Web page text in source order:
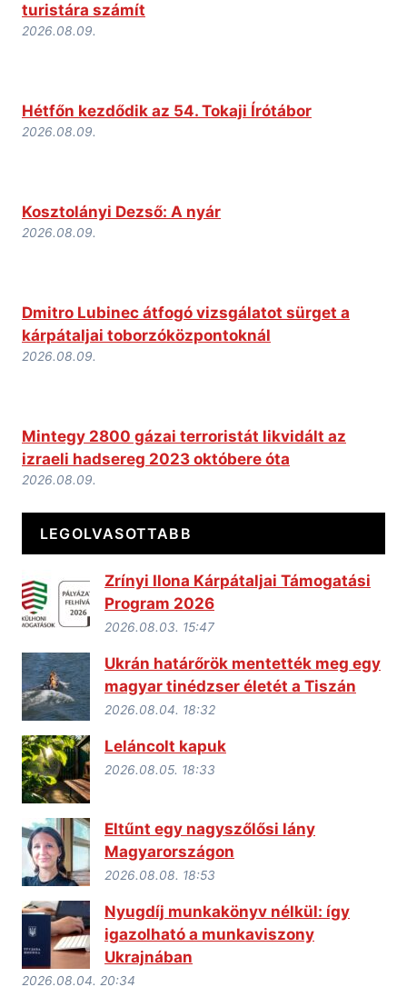
turistára számít
2026.08.09.
Hétfőn kezdődik az 54. Tokaji Írótábor
2026.08.09.
Kosztolányi Dezső: A nyár
2026.08.09.
Dmitro Lubinec átfogó vizsgálatot sürget a
kárpátaljai toborzóközpontoknál
2026.08.09.
Mintegy 2800 gázai terroristát likvidált az
izraeli hadsereg 2023 októbere óta
2026.08.09.
LEGOLVASOTTABB
Zrínyi Ilona Kárpátaljai Támogatási
Program 2026
2026.08.03. 15:47
Ukrán határőrök mentették meg egy
magyar tinédzser életét a Tiszán
2026.08.04. 18:32
Leláncolt kapuk
2026.08.05. 18:33
Eltűnt egy nagyszőlősi lány
Magyarországon
2026.08.08. 18:53
Nyugdíj munkakönyv nélkül: így
igazolható a munkaviszony
Ukrajnában
2026.08.04. 20:34